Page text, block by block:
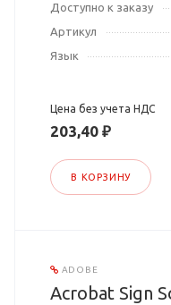
Доступно к заказу
Артикул
Язык
Цена без учета НДС
203,40 ₽
В КОРЗИНУ
ADOBE
Acrobat Sign